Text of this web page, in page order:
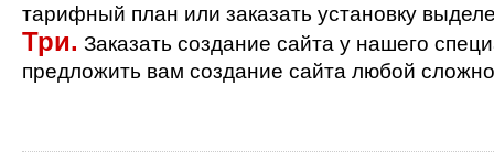
тарифный план или заказать установку
Три. Заказать создание сайта у нашего
предложить вам создание сайта любой